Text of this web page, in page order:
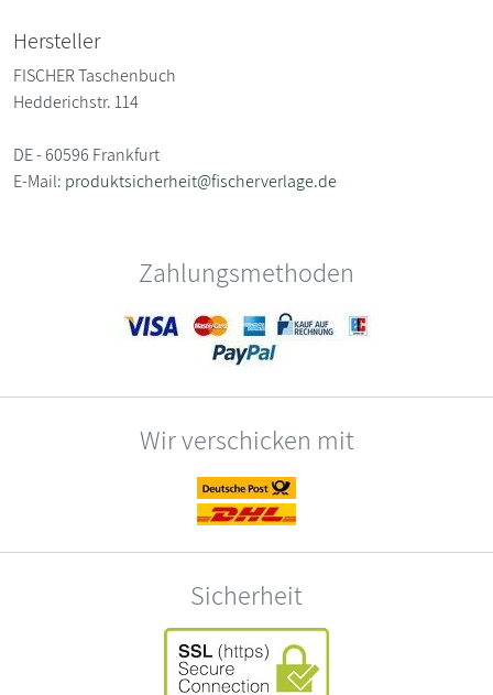
Hersteller
FISCHER Taschenbuch
Hedderichstr. 114
DE - 60596 Frankfurt
E-Mail: produktsicherheit@fischerverlage.de
Zahlungsmethoden
Wir verschicken mit
Sicherheit